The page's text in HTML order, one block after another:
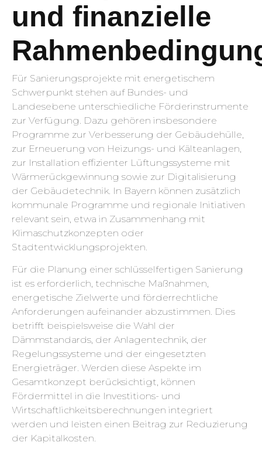
und finanzielle
Für Sanierungsprojekte mit energetischem
Schwerpunkt stehen auf Bundes- und
Landesebene unterschiedliche Förderinstrumente
zur Verfügung. Dazu gehören insbesondere
Programme zur Verbesserung der Gebäudehülle,
zur Erneuerung von Heizungs- und Kälteanlagen,
zur Installation effizienter Lüftungssysteme mit
Wärmerückgewinnung sowie zur Digitalisierung
der Gebäudetechnik. In Bayern können zusätzlich
kommunale Programme und regionale Initiativen
relevant sein, etwa in Zusammenhang mit
Klimaschutzkonzepten oder
Stadtentwicklungsprojekten.
Für die Planung einer schlüsselfertigen Sanierung
ist es erforderlich, technische Maßnahmen,
energetische Zielwerte und förderrechtliche
Anforderungen aufeinander abzustimmen. Dies
betrifft beispielsweise die Wahl der
Dämmstandards, der Anlagentechnik, der
Regelungssysteme und der eingesetzten
Energieträger. Werden diese Aspekte im
Gesamtkonzept berücksichtigt, können
Fördermittel in die Investitions- und
Wirtschaftlichkeitsberechnungen integriert
werden und leisten einen Beitrag zur Reduzierung
der Kapitalkosten.